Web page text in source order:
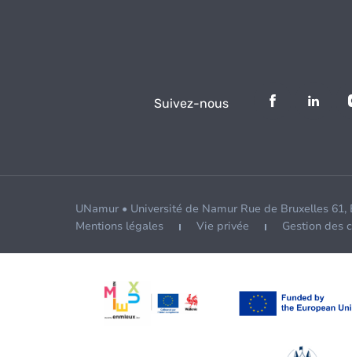
Suivez-nous
UNamur • Université de Namur Rue de Bruxelles
Mentions légales
Vie privée Gestion des